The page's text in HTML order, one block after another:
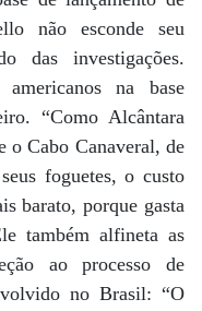
não esconde seu
das investigações.
na base
“Como Alcântara
o Cabo Canaveral, de
foguetes, o custo
barato, porque gasta
também alfineta as
ao processo de
no Brasil: “O